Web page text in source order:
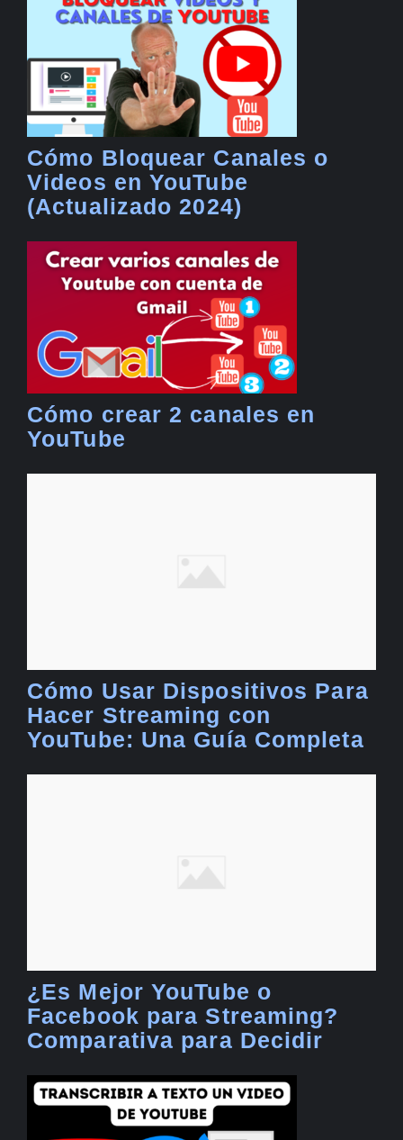
Cómo Bloquear Canales o
Videos en YouTube
(Actualizado 2024)
Cómo crear 2 canales en
YouTube
Cómo Usar Dispositivos Para
Hacer Streaming con
YouTube: Una Guía Completa
¿Es Mejor YouTube o
Facebook para Streaming?
Comparativa para Decidir